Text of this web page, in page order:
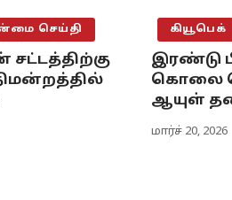
செய்தி
சட்டத்திற்கு
கியூபெக்
இரண்டு
கொலை
ஆயுள்
மார்ச் 20, 2026